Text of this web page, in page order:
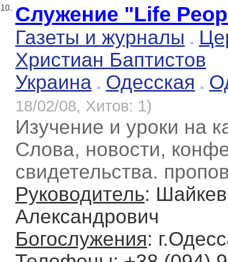
10. Служение "Life
Газеты и журналы
Христиан Баптистов
Украина
Одесская
18/02/08, Хитов: 1)
Изучение и уроки на
Слова, новости,
свидетельства.
Руководитель:
Александрович
Богослужения: